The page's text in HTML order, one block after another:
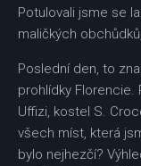
Potulovali jsme se
maličkých
Poslední den, to
prohlídky Florencie.
Uffizi, kostel S.
všech míst, která
bylo nejhezčí?